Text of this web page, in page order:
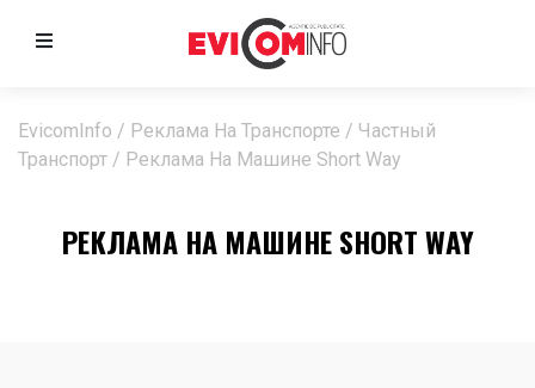
EvicomInfo / Реклама На Транспорте / Частный
Транспорт / Реклама На Машине Short Way
РЕКЛАМА НА МАШИНЕ SHORT WAY